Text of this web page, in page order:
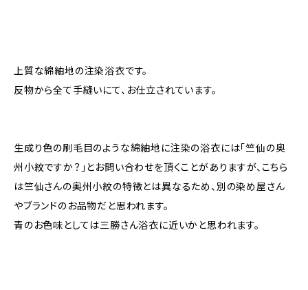
上質な綿紬地の注染浴衣です。
反物から全て手縫いにて、お仕立されています。
生成り色の刷毛目のような綿紬地に注染の浴衣には「竺仙の奥
州小紋ですか？」とお問い合わせを頂くことがありますが、こちら
は竺仙さんの奥州小紋の特徴とは異なるため、別の染め屋さん
やブランドのお品物だと思われます。
青のお色味としては三勝さん浴衣に近いかと思われます。